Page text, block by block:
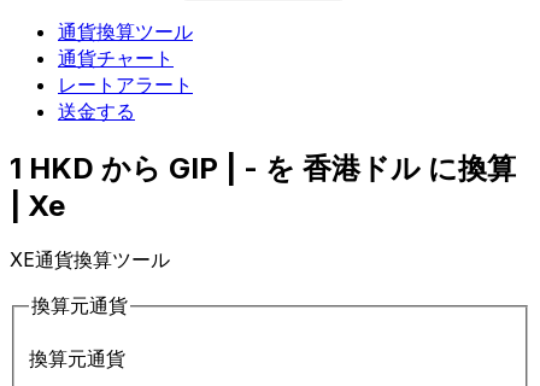
通貨換算ツール
通貨チャート
レートアラート
送金する
1 HKD から GIP | - を 香港ドル に換算
| Xe
XE通貨換算ツール
換算元通貨
換算元通貨